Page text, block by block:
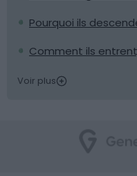
Pourquoi ils
Comment ils
Voir plus